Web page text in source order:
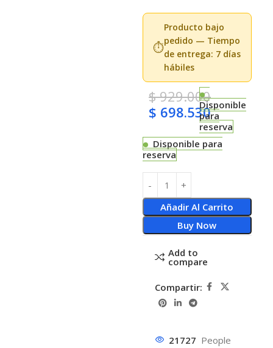
⏱️
Producto bajo
pedido — Tiempo
de entrega: 7 días
hábiles
$929.000
$ 698.530Disponible
para
reserva
Disponible para
reserva
Añadir Al Carrito
Buy Now
Add to
compare
Compartir:
21727 People